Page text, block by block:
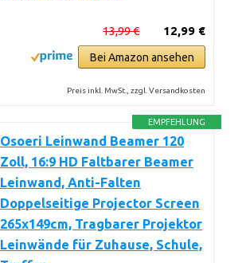
12,99 €
13,99 €
Bei Amazon ansehen
Preis inkl. MwSt., zzgl. Versandkosten
EMPFEHLUNG
Osoeri Leinwand Beamer 120
Zoll, 16:9 HD Faltbarer Beamer
Leinwand, Anti-Falten
Doppelseitige Projector Screen
265x149cm, Tragbarer Projektor
Leinwände für Zuhause, Schule,